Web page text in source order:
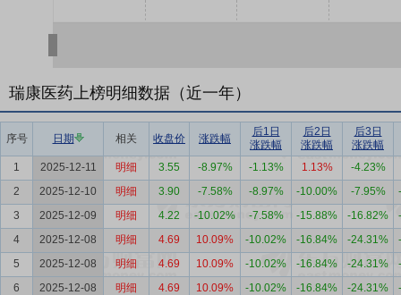
瑞康医药上榜明细数据（近一年）
序号 日期 相关 收盘价 涨跌幅
后1日
涨跌幅
后2日
涨跌幅
后3日
涨跌幅
1
2025-12-11 明细 3.55 -8.97% -1.13% 1.13%
-4.23%
2
2025-12-10 明细 3.90 -7.58% -8.97% -10.00% -7.95%
3
2025-12-09 明细 4.22 -10.02% -7.58% -15.88% -16.82%
4
2025-12-08 明细 4.69 10.09% -10.02% -16.84% -24.31%
5
2025-12-08 明细 4.69 10.09% -10.02% -16.84% -24.31%
6
2025-12-08 明细 4.69 10.09% -10.02% -16.84% -24.31%